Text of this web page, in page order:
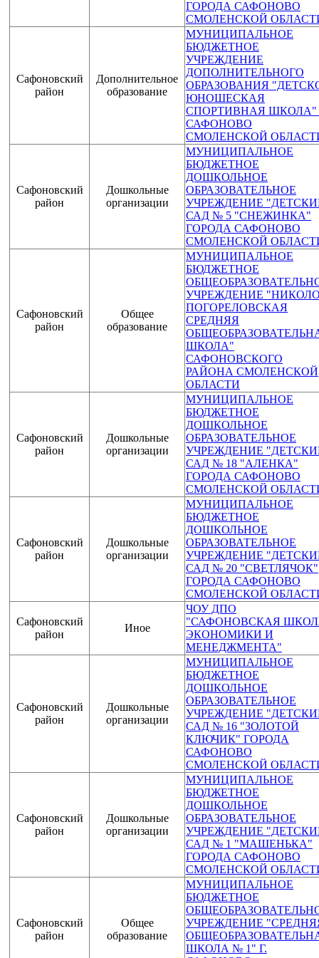
ГОРОДА САФОНОВО
СМОЛЕНСКОЙ
Сафоновский
район
Дополнительное
образование
МУНИЦИПАЛЬНОЕ
БЮДЖЕТНОЕ
УЧРЕЖДЕНИЕ
ДОПОЛНИТЕЛЬНОГО
ОБРАЗОВАНИЯ
ЮНОШЕСКАЯ
СПОРТИВНАЯ ШКОЛА"
САФОНОВО
СМОЛЕНСКОЙ
Сафоновский
район
Дошкольные
организации
МУНИЦИПАЛЬНОЕ
БЮДЖЕТНОЕ
ДОШКОЛЬНОЕ
ОБРАЗОВАТЕЛЬНОЕ
УЧРЕЖДЕНИЕ
САД № 5 "СНЕЖИНКА"
ГОРОДА САФОНОВО
СМОЛЕНСКОЙ
Сафоновский
район
Общее
образование
МУНИЦИПАЛЬНОЕ
БЮДЖЕТНОЕ
УЧРЕЖДЕНИЕ
ПОГОРЕЛОВСКАЯ
СРЕДНЯЯ
ШКОЛА"
САФОНОВСКОГО
РАЙОНА СМОЛЕНСКОЙ
ОБЛАСТИ
Сафоновский
район
Дошкольные
организации
МУНИЦИПАЛЬНОЕ
БЮДЖЕТНОЕ
ДОШКОЛЬНОЕ
ОБРАЗОВАТЕЛЬНОЕ
УЧРЕЖДЕНИЕ
САД № 18 "АЛЕНКА"
ГОРОДА САФОНОВО
СМОЛЕНСКОЙ
Сафоновский
район
Дошкольные
организации
МУНИЦИПАЛЬНОЕ
БЮДЖЕТНОЕ
ДОШКОЛЬНОЕ
ОБРАЗОВАТЕЛЬНОЕ
УЧРЕЖДЕНИЕ
САД № 20 "СВЕТЛЯЧОК"
ГОРОДА САФОНОВО
СМОЛЕНСКОЙ
Сафоновский
район
Иное
ЧОУ ДПО
"САФОНОВСКАЯ
ЭКОНОМИКИ И
МЕНЕДЖМЕНТА"
Сафоновский
район
Дошкольные
организации
МУНИЦИПАЛЬНОЕ
БЮДЖЕТНОЕ
ДОШКОЛЬНОЕ
ОБРАЗОВАТЕЛЬНОЕ
УЧРЕЖДЕНИЕ
САД № 16 "ЗОЛОТОЙ
КЛЮЧИК" ГОРОДА
САФОНОВО
СМОЛЕНСКОЙ
Сафоновский
район
Дошкольные
организации
МУНИЦИПАЛЬНОЕ
БЮДЖЕТНОЕ
ДОШКОЛЬНОЕ
ОБРАЗОВАТЕЛЬНОЕ
УЧРЕЖДЕНИЕ
САД № 1 "МАШЕНЬКА"
ГОРОДА САФОНОВО
СМОЛЕНСКОЙ
Сафоновский
район
Общее
образование
МУНИЦИПАЛЬНОЕ
БЮДЖЕТНОЕ
УЧРЕЖДЕНИЕ
ШКОЛА № 1" Г.